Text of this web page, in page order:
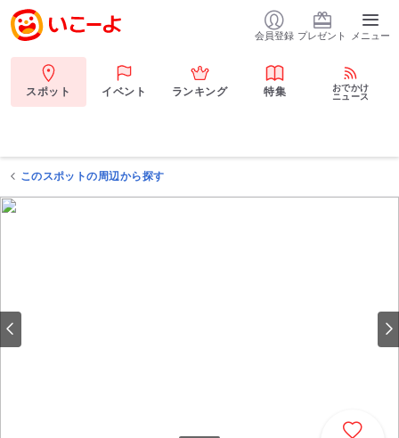
会員登録 プレゼント メニュー
スポット イベント ランキング 特集
おでかけ
ニュース
このスポットの周辺から探す